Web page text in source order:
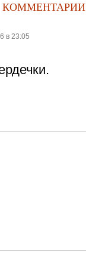
КОММЕНТАРИИ
в 23:05